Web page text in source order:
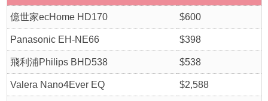
億世家ecHome HD170 $600
Panasonic EH-NE66 $398
飛利浦Philips BHD538 $538
Valera Nano4Ever EQ $2,588